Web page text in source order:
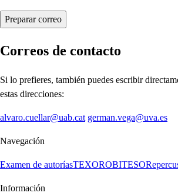
Preparar correo
Correos de contacto
Si lo prefieres, también puedes escribir
estas direcciones:
alvaro.cuellar@uab.cat german.vega@uva.es
Navegación
Examen de autoríasTEXOROBITESO
Información